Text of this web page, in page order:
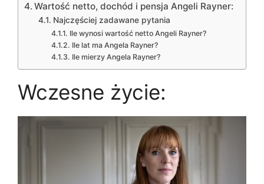
Wartość netto, dochód i pensja Angeli Rayner:
Najczęściej zadawane pytania
Ile wynosi wartość netto Angeli Rayner?
Ile lat ma Angela Rayner?
Ile mierzy Angela Rayner?
Wczesne życie: